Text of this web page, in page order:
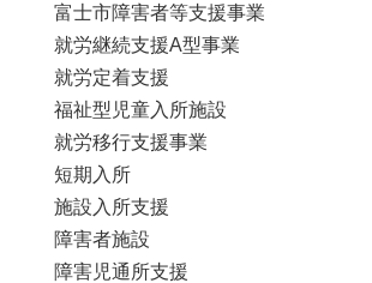
富士市障害者等支援事業
就労継続支援A型事業
就労定着支援
福祉型児童入所施設
就労移行支援事業
短期入所
施設入所支援
障害者施設
障害児通所支援